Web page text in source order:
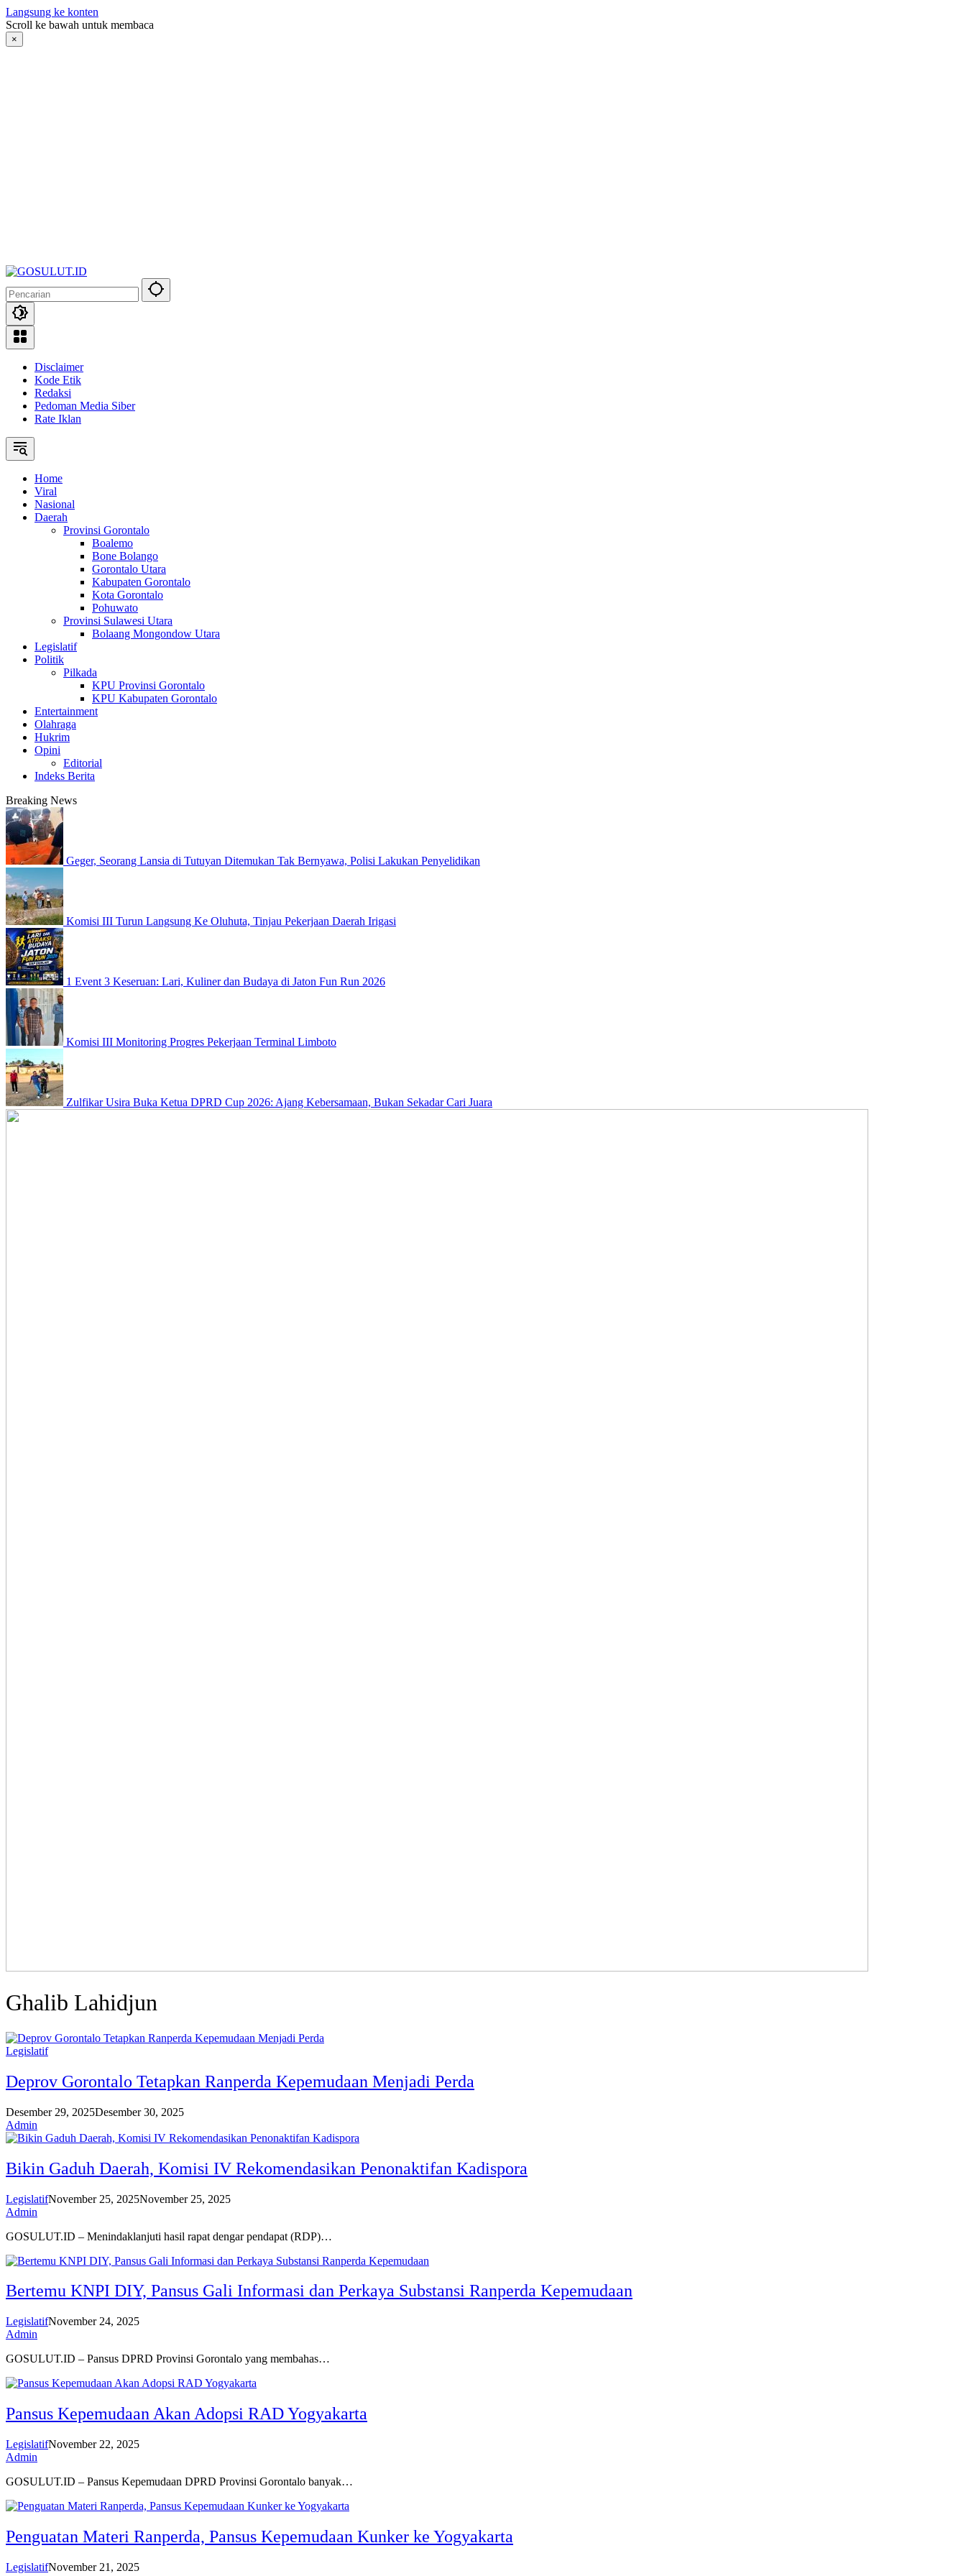
Langsung ke konten
Scroll ke bawah untuk membaca
×
Disclaimer
Kode Etik
Redaksi
Pedoman Media Siber
Rate Iklan
Home
Viral
Nasional
Daerah
Provinsi Gorontalo
Boalemo
Bone Bolango
Gorontalo Utara
Kabupaten Gorontalo
Kota Gorontalo
Pohuwato
Provinsi Sulawesi Utara
Bolaang Mongondow Utara
Legislatif
Politik
Pilkada
KPU Provinsi Gorontalo
KPU Kabupaten Gorontalo
Entertainment
Olahraga
Hukrim
Opini
Editorial
Indeks Berita
Breaking News
Geger, Seorang Lansia di Tutuyan Ditemukan Tak Bernyawa, Polisi Lakukan Penyelidikan
Komisi III Turun Langsung Ke Oluhuta, Tinjau Pekerjaan Daerah Irigasi
1 Event 3 Keseruan: Lari, Kuliner dan Budaya di Jaton Fun Run 2026
Komisi III Monitoring Progres Pekerjaan Terminal Limboto
Zulfikar Usira Buka Ketua DPRD Cup 2026: Ajang Kebersamaan, Bukan Sekadar Cari Juara
Ghalib Lahidjun
Legislatif
Deprov Gorontalo Tetapkan Ranperda Kepemudaan Menjadi Perda
Desember 29, 2025Desember 30, 2025
Admin
Bikin Gaduh Daerah, Komisi IV Rekomendasikan Penonaktifan Kadispora
LegislatifNovember 25, 2025November 25, 2025
Admin
GOSULUT.ID – Menindaklanjuti hasil rapat dengar pendapat (RDP)…
Bertemu KNPI DIY, Pansus Gali Informasi dan Perkaya Substansi Ranperda Kepemudaan
LegislatifNovember 24, 2025
Admin
GOSULUT.ID – Pansus DPRD Provinsi Gorontalo yang membahas…
Pansus Kepemudaan Akan Adopsi RAD Yogyakarta
LegislatifNovember 22, 2025
Admin
GOSULUT.ID – Pansus Kepemudaan DPRD Provinsi Gorontalo banyak…
Penguatan Materi Ranperda, Pansus Kepemudaan Kunker ke Yogyakarta
LegislatifNovember 21, 2025